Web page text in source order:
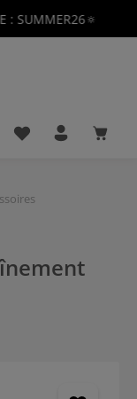
: SUMMER26🔅
Vous avez 0 Le